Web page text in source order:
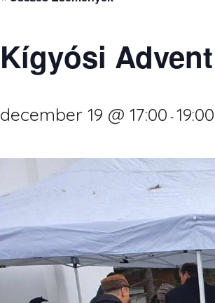
Kígyósi Advent
december 19 @ 17:00 -19:00